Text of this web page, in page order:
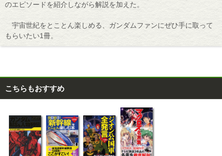
のエピソードを紹介しながら解説を加えた。
宇宙世紀をとことん楽しめる、ガンダムファンにぜひ手に取って
もらいたい1冊。
こちらもおすすめ